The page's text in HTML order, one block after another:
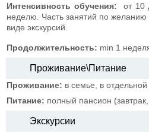
Интенсивность обучения: от 10
неделю. Часть занятий по желанию
виде экскурсий.
Продолжительность: min 1
Проживание\Питание
Проживание: в семье, в
Питание: полный пансион
Экскурсии